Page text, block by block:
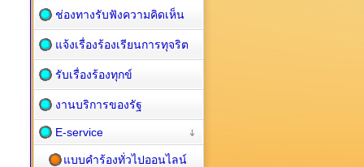
ช่องทางรับฟังความคิดเห็น
แจ้งเรื่องร้องเรียนการทุจริต
รับเรื่องร้องทุกข์
งานบริการของรัฐ
E-service
แบบคำร้องทั่วไปออนไลน์